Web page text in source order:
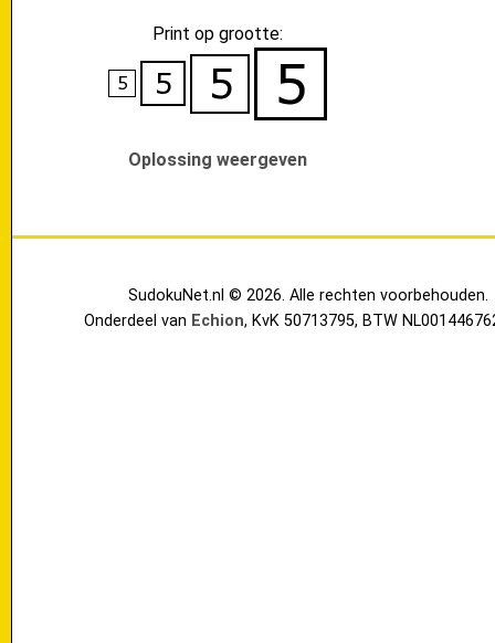
Print op grootte:
Oplossing weergeven
SudokuNet.nl © 2026. Alle rechten voorbehouden.
Onderdeel van Echion, KvK 50713795, BTW